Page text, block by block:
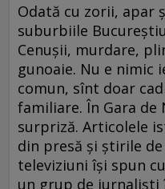
Odată cu zorii, apar
suburbiile
Cenuşii, murdare,
gunoaie. Nu e nimic
comun, sînt doar
familiare. În Gara de
surpriză. Articolele
din presă şi ştirile
televiziuni îşi spun
un grup de jurnalişti